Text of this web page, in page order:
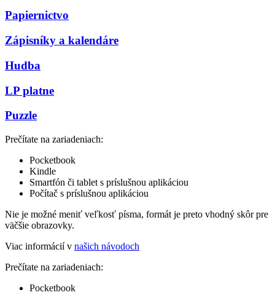
Papiernictvo
Zápisníky a kalendáre
Hudba
LP platne
Puzzle
Prečítate na zariadeniach:
Pocketbook
Kindle
Smartfón či tablet s príslušnou aplikáciou
Počítač s príslušnou aplikáciou
Nie je možné meniť veľkosť písma, formát je preto vhodný skôr pre
väčšie obrazovky.
Viac informácií v našich návodoch
Prečítate na zariadeniach:
Pocketbook